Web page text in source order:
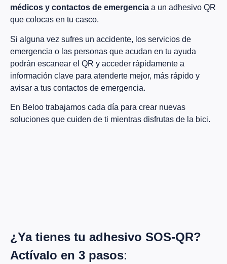
médicos y contactos de emergencia a un adhesivo QR
que colocas en tu casco.
Si alguna vez sufres un accidente, los servicios de
emergencia o las personas que acudan en tu ayuda
podrán escanear el QR y acceder rápidamente a
información clave para atenderte mejor, más rápido y
avisar a tus contactos de emergencia.
En Beloo trabajamos cada día para crear nuevas
soluciones que cuiden de ti mientras disfrutas de la bici.
¿Ya tienes tu adhesivo SOS-QR?
Actívalo en 3 pasos: